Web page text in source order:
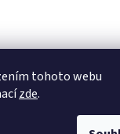
tohoto webu
zde.